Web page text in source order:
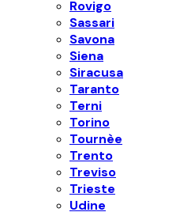
Rovigo
Sassari
Savona
Siena
Siracusa
Taranto
Terni
Torino
Tournèe
Trento
Treviso
Trieste
Udine